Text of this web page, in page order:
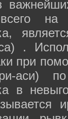
на
.
при
аси)
в